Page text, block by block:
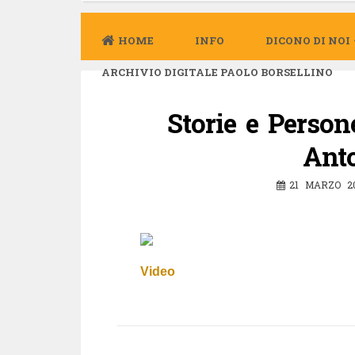
HOME INFO DICONO DI NOI
ARCHIVIO DIGITALE PAOLO BORSELLINO
Storie e
21 MARZO
Video